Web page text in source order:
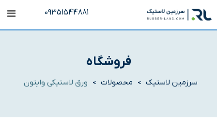
به
محتوا
09351544881
فروشگاه
سرزمین لاستیک > محصولات > ورق لاستیکی وایتون